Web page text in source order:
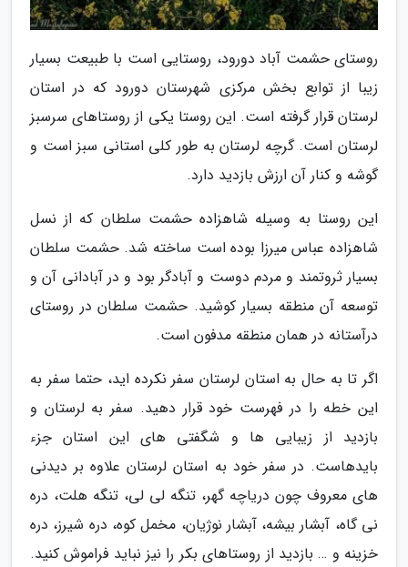
روستای حشمت آباد دورود، روستایی است با طبیعت بسیار
زیبا از توابع بخش مرکزی شهرستان دورود که در استان
لرستان قرار گرفته است. این روستا یکی از روستاهای سرسبز
لرستان است. گرچه لرستان به طور کلی استانی سبز است و
گوشه و کنار آن ارزش بازدید دارد.
این روستا به وسیله شاهزاده حشمت سلطان که از نسل
شاهزاده عباس میرزا بوده است ساخته شد. حشمت سلطان
بسیار ثروتمند و مردم دوست و آبادگر بود و در آبادانی آن و
توسعه آن منطقه بسیار کوشید. حشمت سلطان در روستای
درآستانه در همان منطقه مدفون است.
اگر تا به حال به استان لرستان سفر نکرده اید، حتما سفر به
این خطه را در فهرست خود قرار دهید. سفر به لرستان و
بازدید از زیبایی ها و شگفتی های این استان جزء
بایدهاست. در سفر خود به استان لرستان علاوه بر دیدنی
های معروف چون دریاچه گهر، تنگه لی لی، تنگه هلت، دره
نی گاه، آبشار بیشه، آبشار نوژیان، مخمل کوه، دره شیرز، دره
خزینه و … بازدید از روستاهای بکر را نیز نباید فراموش کنید.